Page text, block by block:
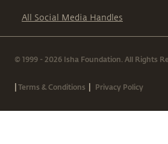
All Social Media Handles
© 1999 - 2026 Isha Foundation. All Rights
|Terms & Conditions | Privacy Policy